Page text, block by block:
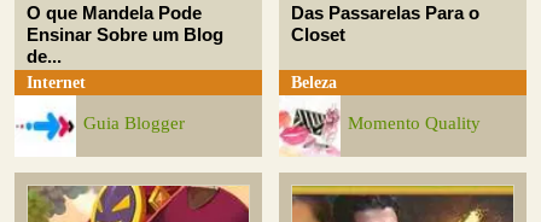
O que Mandela Pode
Ensinar Sobre um Blog
de...
Internet
Guia Blogger
Das Passarelas Para o
Closet
Beleza
Momento Quality